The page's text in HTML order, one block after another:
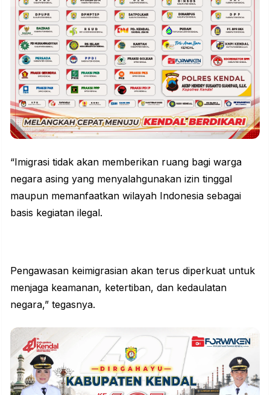
“Imigrasi tidak akan memberikan ruang bagi warga
negara asing yang menyalahgunakan izin tinggal
maupun memanfaatkan wilayah Indonesia sebagai
basis kegiatan ilegal.
Pengawasan keimigrasian akan terus diperkuat untuk
menjaga keamanan, ketertiban, dan kedaulatan
negara,” tegasnya.